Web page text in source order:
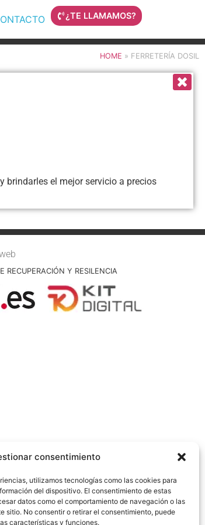
consentimiento
utilizamos tecnologías como las cookies para
del dispositivo. El consentimiento de estas
datos como el comportamiento de navegación o las
sitio. No consentir o retirar el consentimiento, puede
características y funciones.
¿TE LLAMAMOS?
HOME » FERRETERÍA DOSIL
brindarles el mejor servicio a precios
RECUPERACIÓN Y RESILENCIA